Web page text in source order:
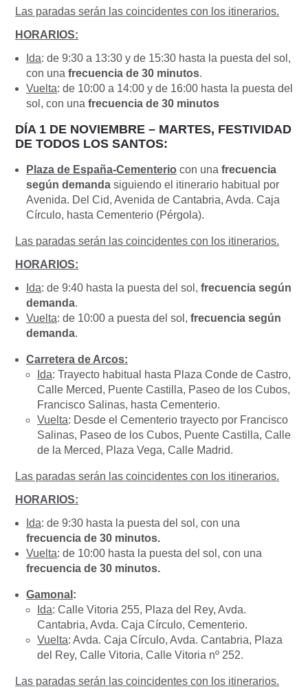
Las paradas serán las coincidentes con los itinerarios.
HORARIOS:
Ida: de 9:30 a 13:30 y de 15:30 hasta la puesta del sol,
con una frecuencia de 30 minutos.
Vuelta: de 10:00 a 14:00 y de 16:00 hasta la puesta del
sol, con una frecuencia de 30 minutos
DÍA 1 DE NOVIEMBRE – MARTES, FESTIVIDAD
DE TODOS LOS SANTOS:
Plaza de España-Cementerio con una frecuencia
según demanda siguiendo el itinerario habitual por
Avenida. Del Cid, Avenida de Cantabria, Avda. Caja
Círculo, hasta Cementerio (Pérgola).
Las paradas serán las coincidentes con los itinerarios.
HORARIOS:
Ida: de 9:40 hasta la puesta del sol, frecuencia según
demanda.
Vuelta: de 10:00 a puesta del sol, frecuencia según
demanda.
Carretera de Arcos:
Ida: Trayecto habitual hasta Plaza Conde de Castro,
Calle Merced, Puente Castilla, Paseo de los Cubos,
Francisco Salinas, hasta Cementerio.
Vuelta: Desde el Cementerio trayecto por Francisco
Salinas, Paseo de los Cubos, Puente Castilla, Calle
de la Merced, Plaza Vega, Calle Madrid.
Las paradas serán las coincidentes con los itinerarios.
HORARIOS:
Ida: de 9:30 hasta la puesta del sol, con una
frecuencia de 30 minutos.
Vuelta: de 10:00 hasta la puesta del sol, con una
frecuencia de 30 minutos.
Gamonal :
Ida: Calle Vitoria 255, Plaza del Rey, Avda.
Cantabria, Avda. Caja Círculo, Cementerio.
Vuelta: Avda. Caja Círculo, Avda. Cantabria, Plaza
del Rey, Calle Vitoria, Calle Vitoria nº 252.
Las paradas serán las coincidentes con los itinerarios.